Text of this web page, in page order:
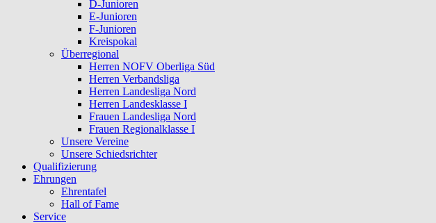
D-Junioren
E-Junioren
F-Junioren
Kreispokal
Überregional
Herren NOFV Oberliga Süd
Herren Verbandsliga
Herren Landesliga Nord
Herren Landesklasse I
Frauen Landesliga Nord
Frauen Regionalklasse I
Unsere Vereine
Unsere Schiedsrichter
Qualifizierung
Ehrungen
Ehrentafel
Hall of Fame
Service